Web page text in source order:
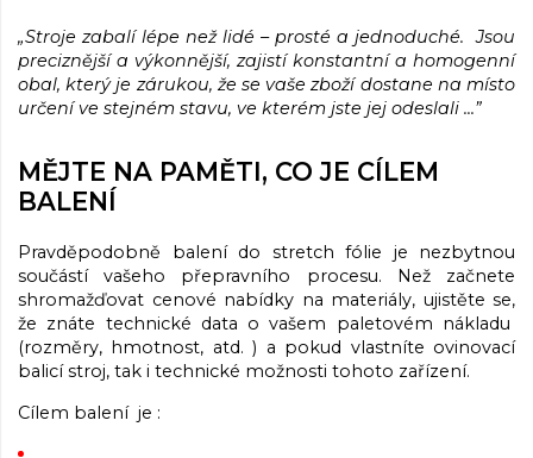
„Stroje zabalí lépe než lidé – prosté a jednoduché. Jsou
preciznější a výkonnější, zajistí konstantní a homogenní
obal, který je zárukou, že se vaše zboží dostane na místo
určení ve stejném stavu, ve kterém jste jej odeslali ...”
MĚJTE NA PAMĚTI, CO JE CÍLEM
BALENÍ
Pravděpodobně balení do stretch fólie je nezbytnou
součástí vašeho přepravního procesu. Než začnete
shromažďovat cenové nabídky na materiály, ujistěte se,
že znáte technické data o vašem paletovém nákladu
(rozměry, hmotnost, atd. ) a pokud vlastníte ovinovací
balicí stroj, tak i technické možnosti tohoto zařízení.
Cílem balení je :